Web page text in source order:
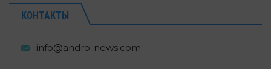
КОНТАКТЫ